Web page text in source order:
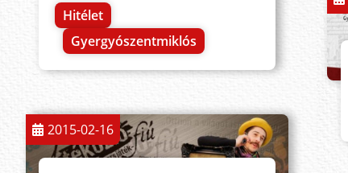
Hitélet
Gyergyószentmiklós
2015-02-16